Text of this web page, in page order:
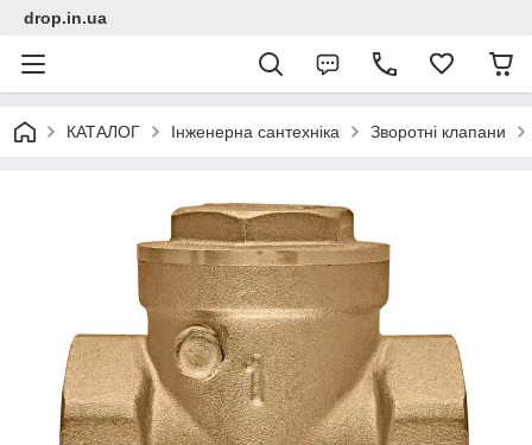
drop.in.ua
КАТАЛОГ Інженерна сантехніка Зворотні клапани